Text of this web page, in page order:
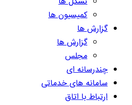
کمیسیون ها
گزارش ها
گزارش ها
مجلس
چندرسانه ای
سامانه های خدماتی
ارتباط با اتاق